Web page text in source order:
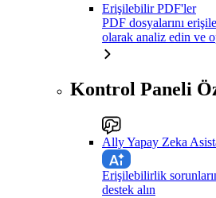
Erişilebilir PDF'ler
PDF dosyalarını
olarak analiz edin ve
Kontrol Paneli
Ally Yapay Zeka
Erişilebilirlik
destek alın